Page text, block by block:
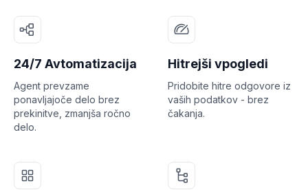
24/7 Avtomatizacija
Agent prevzame
ponavljajoče delo brez
prekinitve, zmanjša ročno
delo.
Hitrejši vpogledi
Pridobite hitre odgovore iz
vaših podatkov - brez
čakanja.